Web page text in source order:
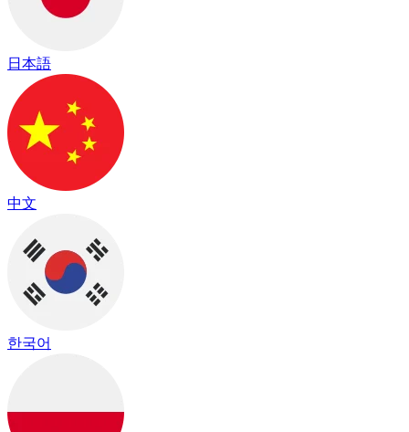
日本語
中文
한국어